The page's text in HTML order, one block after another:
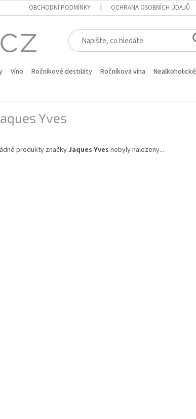
OBCHODNÍ PODMÍNKY OCHRANA OSOBNÍCH ÚDAJŮ
Víno Ročníkové destiláty Ročníková vína Nealkoholické
Yves
produkty značkyJaques Yves nebyly nalezeny...